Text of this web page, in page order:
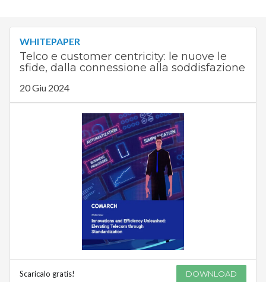
WHITEPAPER
Telco e customer centricity: le nuove le
sfide, dalla connessione alla soddisfazione
20 Giu 2024
Scaricalo gratis! DOWNLOAD